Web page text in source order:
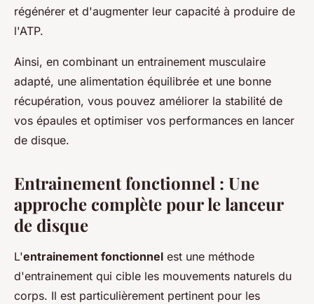
régénérer et d'augmenter leur capacité à produire de
l'ATP.
Ainsi, en combinant un entrainement musculaire
adapté, une alimentation équilibrée et une bonne
récupération, vous pouvez améliorer la stabilité de
vos épaules et optimiser vos performances en lancer
de disque.
Entrainement fonctionnel : Une
approche complète pour le lanceur
de disque
L'entrainement fonctionnel est une méthode
d'entrainement qui cible les mouvements naturels du
corps. Il est particulièrement pertinent pour les